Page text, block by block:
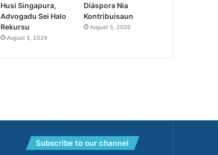
Husi Singapura,
Advogadu Sei Halo
Rekursu
August 5, 2026
Diáspora Nia
Kontribuisaun
August 5, 2026
Subscribe to our channel